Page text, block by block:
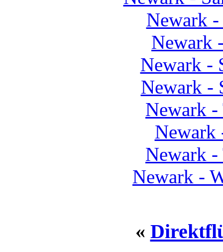
Newark -
Newark
Newark -
Newark -
Newark
Newark
Newark
Newark -
«